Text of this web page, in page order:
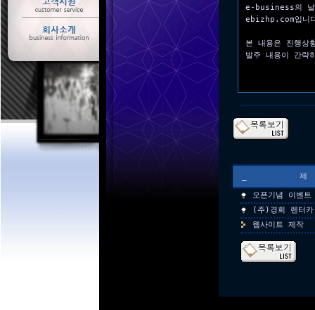
e-business의 날
ebizhp.com입니
본 내용은 진행상
발주 내용이 간략
오픈기념 이벤트
(주)경희 렌터
웹사이트 제작